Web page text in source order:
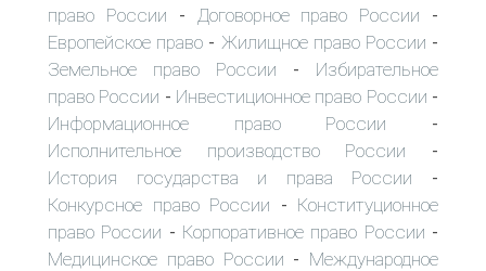
право России - Договорное право России -
Европейское право - Жилищное право России -
Земельное право России - Избирательное
право России - Инвестиционное право России -
Информационное право России -
Исполнительное производство России -
История государства и права России -
Конкурсное право России - Конституционное
право России - Корпоративное право России -
Медицинское право России - Международное